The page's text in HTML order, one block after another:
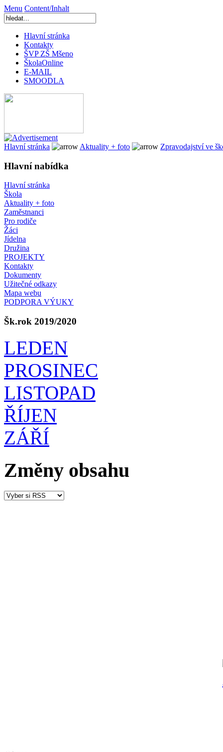
Menu Content/Inhalt
Hlavní stránka
Kontakty
ŠVP ZŠ Mšeno
ŠkolaOnline
E-MAIL
SMOODLA
Hlavní stránka Aktuality + foto Zpravodajství ve
Hlavní nabídka
Hlavní stránka
Škola
Aktuality + foto
Zaměstnanci
Pro rodiče
Žáci
Jídelna
Družina
PROJEKTY
Kontakty
Dokumenty
Užitečné odkazy
Mapa webu
PODPORA VÝUKY
Šk.rok 2019/2020
LEDEN
PROSINEC
LISTOPAD
ŘÍJEN
ZÁŘÍ
Změny obsahu